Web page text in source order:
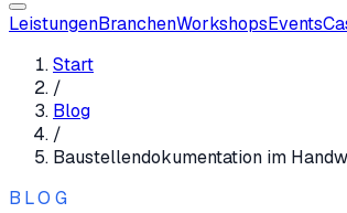
LeistungenBranchenWorkshopsEvents
Start
/
Blog
/
Baustellendokumentation im
BLOG